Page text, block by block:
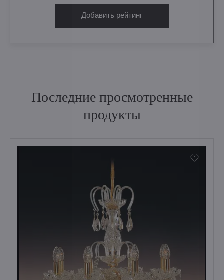
Добавить рейтинг
Последние просмотренные
продукты